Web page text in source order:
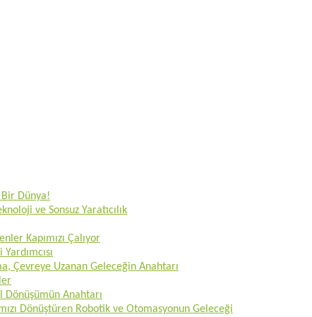
Bir Dünya!
ve Sonsuz Yaratıcılık
Kapımızı Çalıyor
Çevreye Uzanan Geleceğin Anahtarı
Anahtarı
Dönüştüren Robotik ve Otomasyonun Geleceği